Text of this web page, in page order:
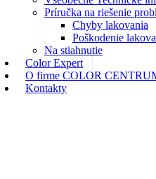
Príručka na riešenie
Chyby lakovania
Poškodenie
Na stiahnutie
Color Expert
O firme COLOR
Kontakty